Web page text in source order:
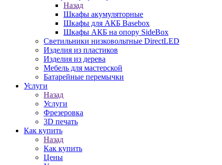
Назад
Шкафы акумуляторные
Шкафы для АКБ Basebox
Шкафы АКБ на опору SideBox
Светильники низковольтные DirectLED
Изделия из пластиков
Изделия из дерева
Мебель для мастерской
Батарейные перемычки
Услуги
Назад
Услуги
Фрезеровка
3D печать
Как купить
Назад
Как купить
Цены